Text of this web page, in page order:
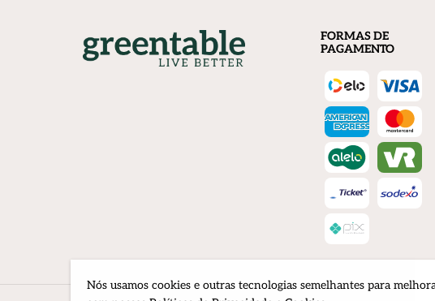
FORMAS DE
PAGAMENTO
Nós usamos cookies e outras tecnologias semelhantes para